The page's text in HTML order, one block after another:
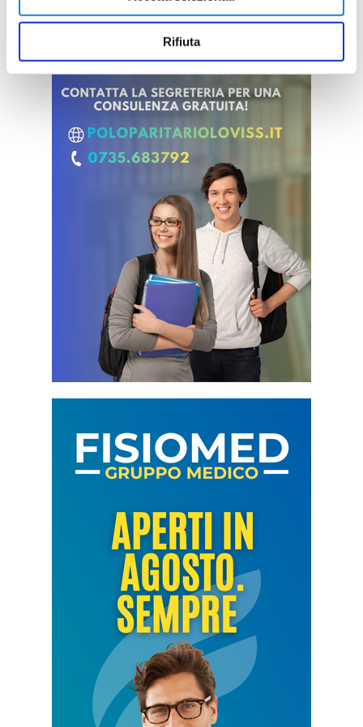
Rifiuta